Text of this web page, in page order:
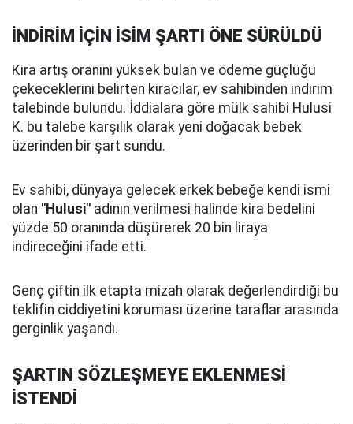
İNDİRİM İÇİN İSİM ŞARTI ÖNE SÜRÜLDÜ
Kira artış oranını yüksek bulan ve ödeme güçlüğü
çekeceklerini belirten kiracılar, ev sahibinden indirim
talebinde bulundu. İddialara göre mülk sahibi Hulusi
K. bu talebe karşılık olarak yeni doğacak bebek
üzerinden bir şart sundu.
Ev sahibi, dünyaya gelecek erkek bebeğe kendi ismi
olan "Hulusi" adının verilmesi halinde kira bedelini
yüzde 50 oranında düşürerek 20 bin liraya
indireceğini ifade etti.
Genç çiftin ilk etapta mizah olarak değerlendirdiği bu
teklifin ciddiyetini koruması üzerine taraflar arasında
gerginlik yaşandı.
ŞARTIN SÖZLEŞMEYE EKLENMESİ
İSTENDİ